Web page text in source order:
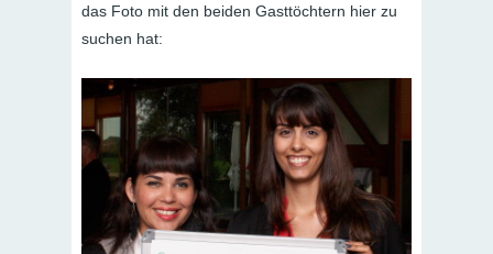
das Foto mit den beiden Gasttöchtern hier zu
suchen hat: